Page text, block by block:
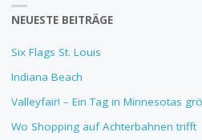
NEUESTE BEITRÄGE
Six Flags St. Louis
Indiana Beach
Valleyfair! – Ein Tag in Minnesotas
Wo Shopping auf Achterbahnen trifft